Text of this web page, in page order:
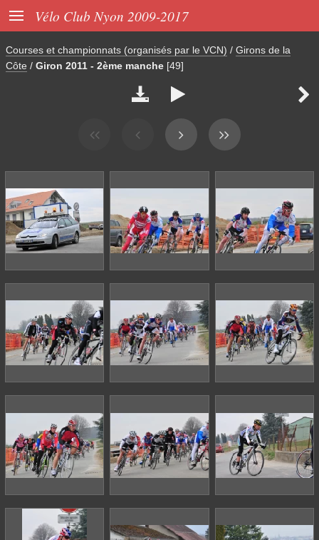
 Vélo Club Nyon 2009-2017
Courses et championnats (organisés par le VCN) / Girons de la
Côte / Giron 2011 - 2ème manche [49]
  